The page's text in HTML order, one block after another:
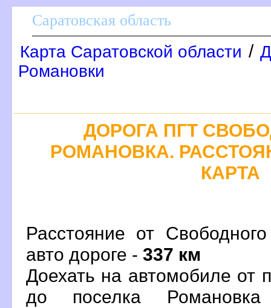
Саратовская область
Карта Саратовской области /
Романовки
ДОРОГА ПГТ
РОМАНОВКА.
КАРТА
Расстояние от
авто дороге - 337 км
Доехать на автомобиле от
до поселка